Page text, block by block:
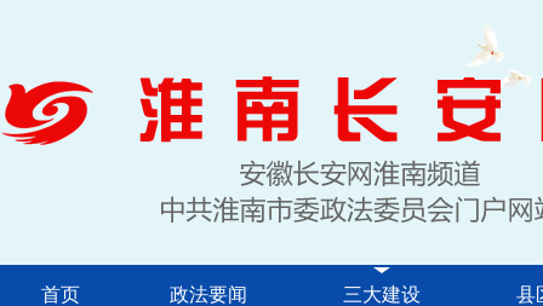
首页 政法要闻 三大建设 县